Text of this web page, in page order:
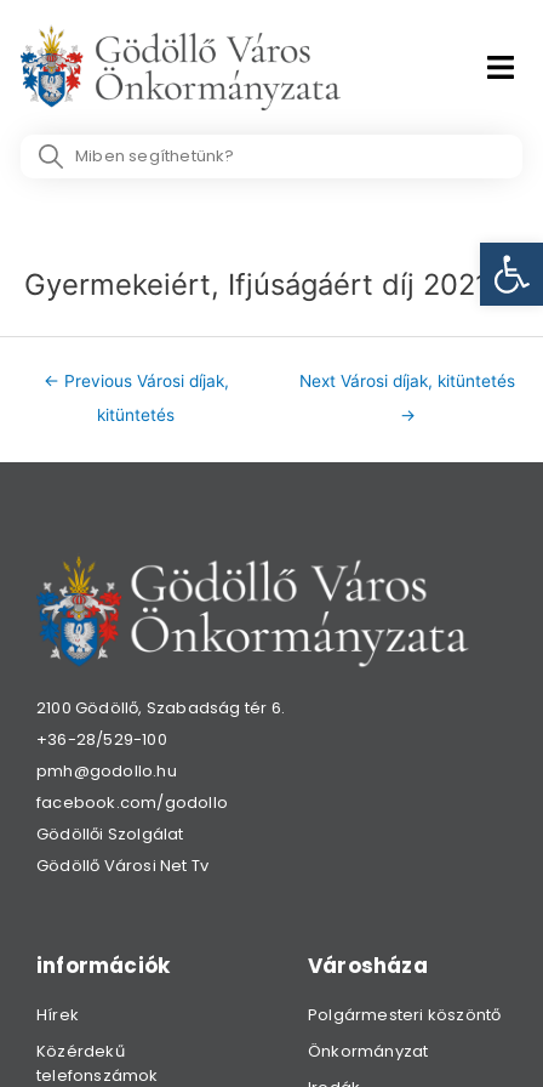
content
Search
Gyermekeiért, Ifjúságáért díj 2021
← Previous Városi díjak,
kitüntetés
Next Városi díjak, kitüntetés
→
2100 Gödöllő, Szabadság tér 6.
+36-28/529-100
pmh@godollo.hu
facebook.com/godollo
Gödöllői Szolgálat
Gödöllő Városi Net Tv
információk
Hírek
Közérdekű
telefonszámok
Városháza
Polgármesteri köszöntő
Önkormányzat